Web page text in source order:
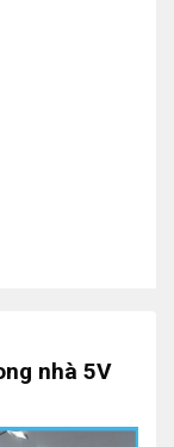
nhà 5V